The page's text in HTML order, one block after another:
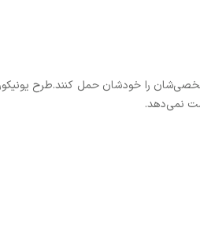
را خودشان حمل کنند.طرح
نمی‌دهد.